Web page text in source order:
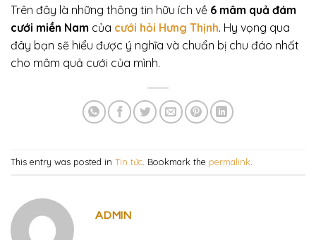
Trên đây là những thông tin hữu ích về 6 mâm quả đám
cưới miền Nam của cưới hỏi Hưng Thịnh. Hy vọng qua
đây bạn sẽ hiểu được ý nghĩa và chuẩn bị chu đáo nhất
cho mâm quả cưới của mình.
This entry was posted in Tin tức . Bookmark the permalink
ADMIN